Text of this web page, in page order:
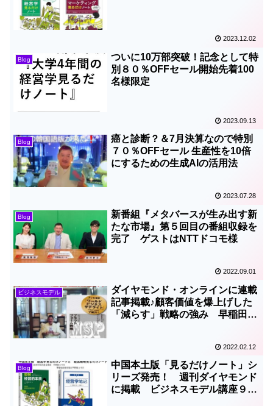
2023.12.02
Blog
ついに10万部突破！記念として特
別８０％OFFセール開始先着100
名様限定
2023.09.13
Blog
癌と診断？＆7月決算なので特別
７０％OFFセール 生産性を10倍
にするための生成AIの活用法
2023.07.28
Blog
新番組『メタバースが生み出す新
たな市場』第５回目の番組収録を
完了 ゲストはNTTドコモ様
2022.09.01
ビジネスモデル
ダイヤモンド・オンラインに連載
記事掲載♪顧客価値を爆上げした
「減らす」戦略の強み 早稲田で
2022.02.12
Blog
中国本土版「見るだけノート」シ
リーズ発売！ 週刊ダイヤモンド
に掲載 ビジネスモデル講座９